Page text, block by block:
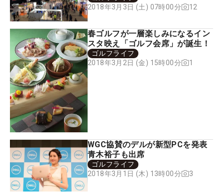
2018年3月3日 (土) 07時00分
12
春ゴルフが一層楽しみになるイン
スタ映え「ゴルフ会席」が誕生！
ゴルフライフ
2018年3月2日 (金) 15時00分
1
WGC協賛のデルが新型PCを発表
青木裕子も出席
ゴルフライフ
2018年3月1日 (木) 13時00分
3